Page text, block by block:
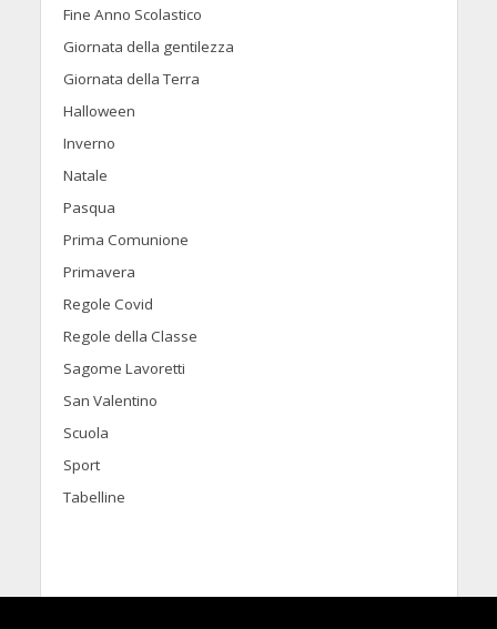
Fine Anno Scolastico
Giornata della gentilezza
Giornata della Terra
Halloween
Inverno
Natale
Pasqua
Prima Comunione
Primavera
Regole Covid
Regole della Classe
Sagome Lavoretti
San Valentino
Scuola
Sport
Tabelline